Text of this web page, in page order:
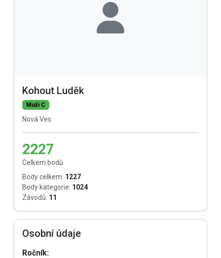
Kohout Luděk
Muži C
Nová Ves
2227
Celkem bodů
Body celkem: 1227
Body kategorie: 1024
Závodů: 11
Osobní údaje
Ročník: